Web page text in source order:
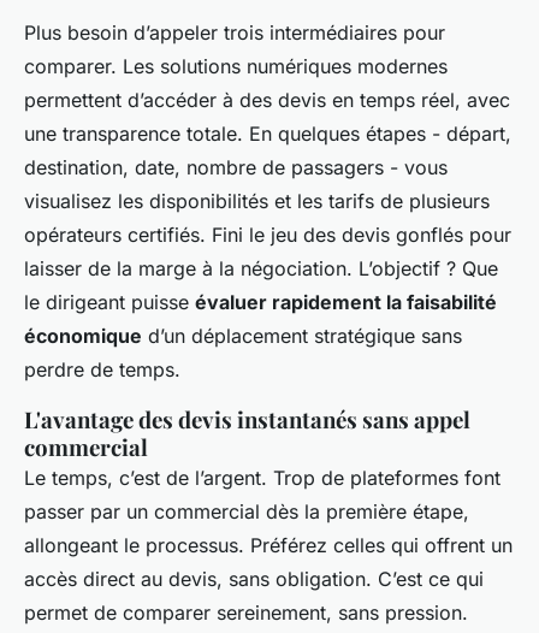
Plus besoin d’appeler trois intermédiaires pour
comparer. Les solutions numériques modernes
permettent d’accéder à des devis en temps réel, avec
une transparence totale. En quelques étapes - départ,
destination, date, nombre de passagers - vous
visualisez les disponibilités et les tarifs de plusieurs
opérateurs certifiés. Fini le jeu des devis gonflés pour
laisser de la marge à la négociation. L’objectif ? Que
le dirigeant puisse évaluer rapidement la faisabilité
économique d’un déplacement stratégique sans
perdre de temps.
L'avantage des devis instantanés sans appel
commercial
Le temps, c’est de l’argent. Trop de plateformes font
passer par un commercial dès la première étape,
allongeant le processus. Préférez celles qui offrent un
accès direct au devis, sans obligation. C’est ce qui
permet de comparer sereinement, sans pression.